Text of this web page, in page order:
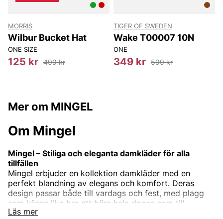
MORRIS
Wilbur Bucket Hat
ONE SIZE
125 kr 499 kr
TIGER OF SWEDEN
Wake T00007 10N
ONE
349 kr 599 kr
Mer om MINGEL
Läs mer
Om Mingel
Mingel – Stiliga och eleganta damkläder för alla
tillfällen
Mingel erbjuder en kollektion damkläder med en
perfekt blandning av elegans och komfort. Deras
design passar både till vardags och fest, med plagg
som känns lika bra att bära hela dagen som till
kvällens speciella tillfällen.